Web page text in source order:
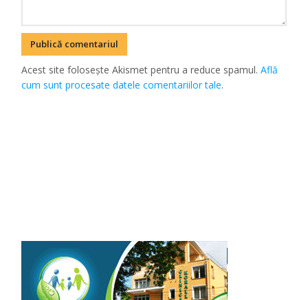
Acest site folosește Akismet pentru a reduce spamul.Află
cum sunt procesate datele comentariilor tale.